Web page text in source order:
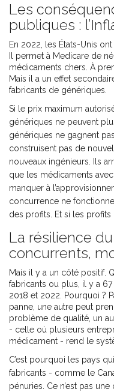
Les
publiques :
En 2022, les États-Unis
Il permet à Medicare de
médicaments chers. À
Mais il a un effet
fabricants de génériques.
Si le prix maximum
génériques ne peuvent
génériques ne gagnent
construisent pas de
nouveaux ingénieurs. Ils
que les médicaments
manquer à
concurrence ne
des profits. Et si les
La résilience
concurrents,
Mais il y a un côté positif.
fabricants ou plus, il y a
2018 et 2022. Pourquoi ?
panne, une autre peut
problème de qualité, un
- celle où plusieurs
médicament - rend le
C’est pourquoi les pays
fabricants - comme le
pénuries. Ce n’est pas